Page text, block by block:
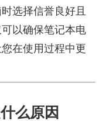
选择信誉良好且
以确保笔记本电
在使用过程中更
么原因